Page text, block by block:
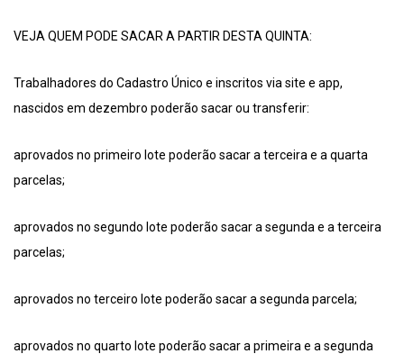
VEJA QUEM PODE SACAR A PARTIR DESTA QUINTA:
Trabalhadores do Cadastro Único e inscritos via site e app,
nascidos em dezembro poderão sacar ou transferir:
aprovados no primeiro lote poderão sacar a terceira e a quarta
parcelas;
aprovados no segundo lote poderão sacar a segunda e a terceira
parcelas;
aprovados no terceiro lote poderão sacar a segunda parcela;
aprovados no quarto lote poderão sacar a primeira e a segunda